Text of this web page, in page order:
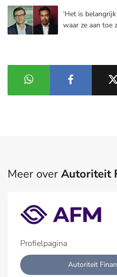
‘Het is
waar ze aan toe
Meer over Autoriteit
Profielpagina
Autoriteit